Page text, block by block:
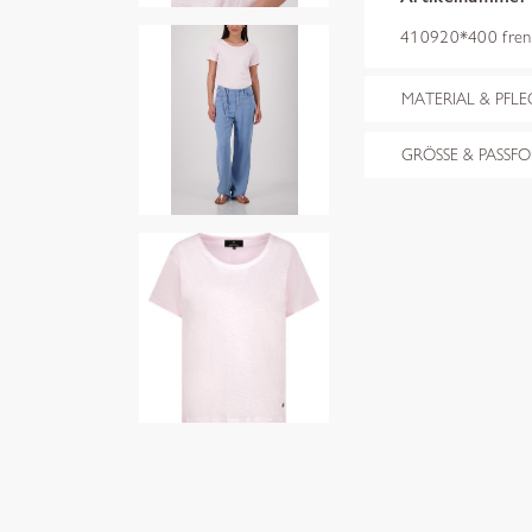
410920*400
MATERIAL &
GRÖSSE &